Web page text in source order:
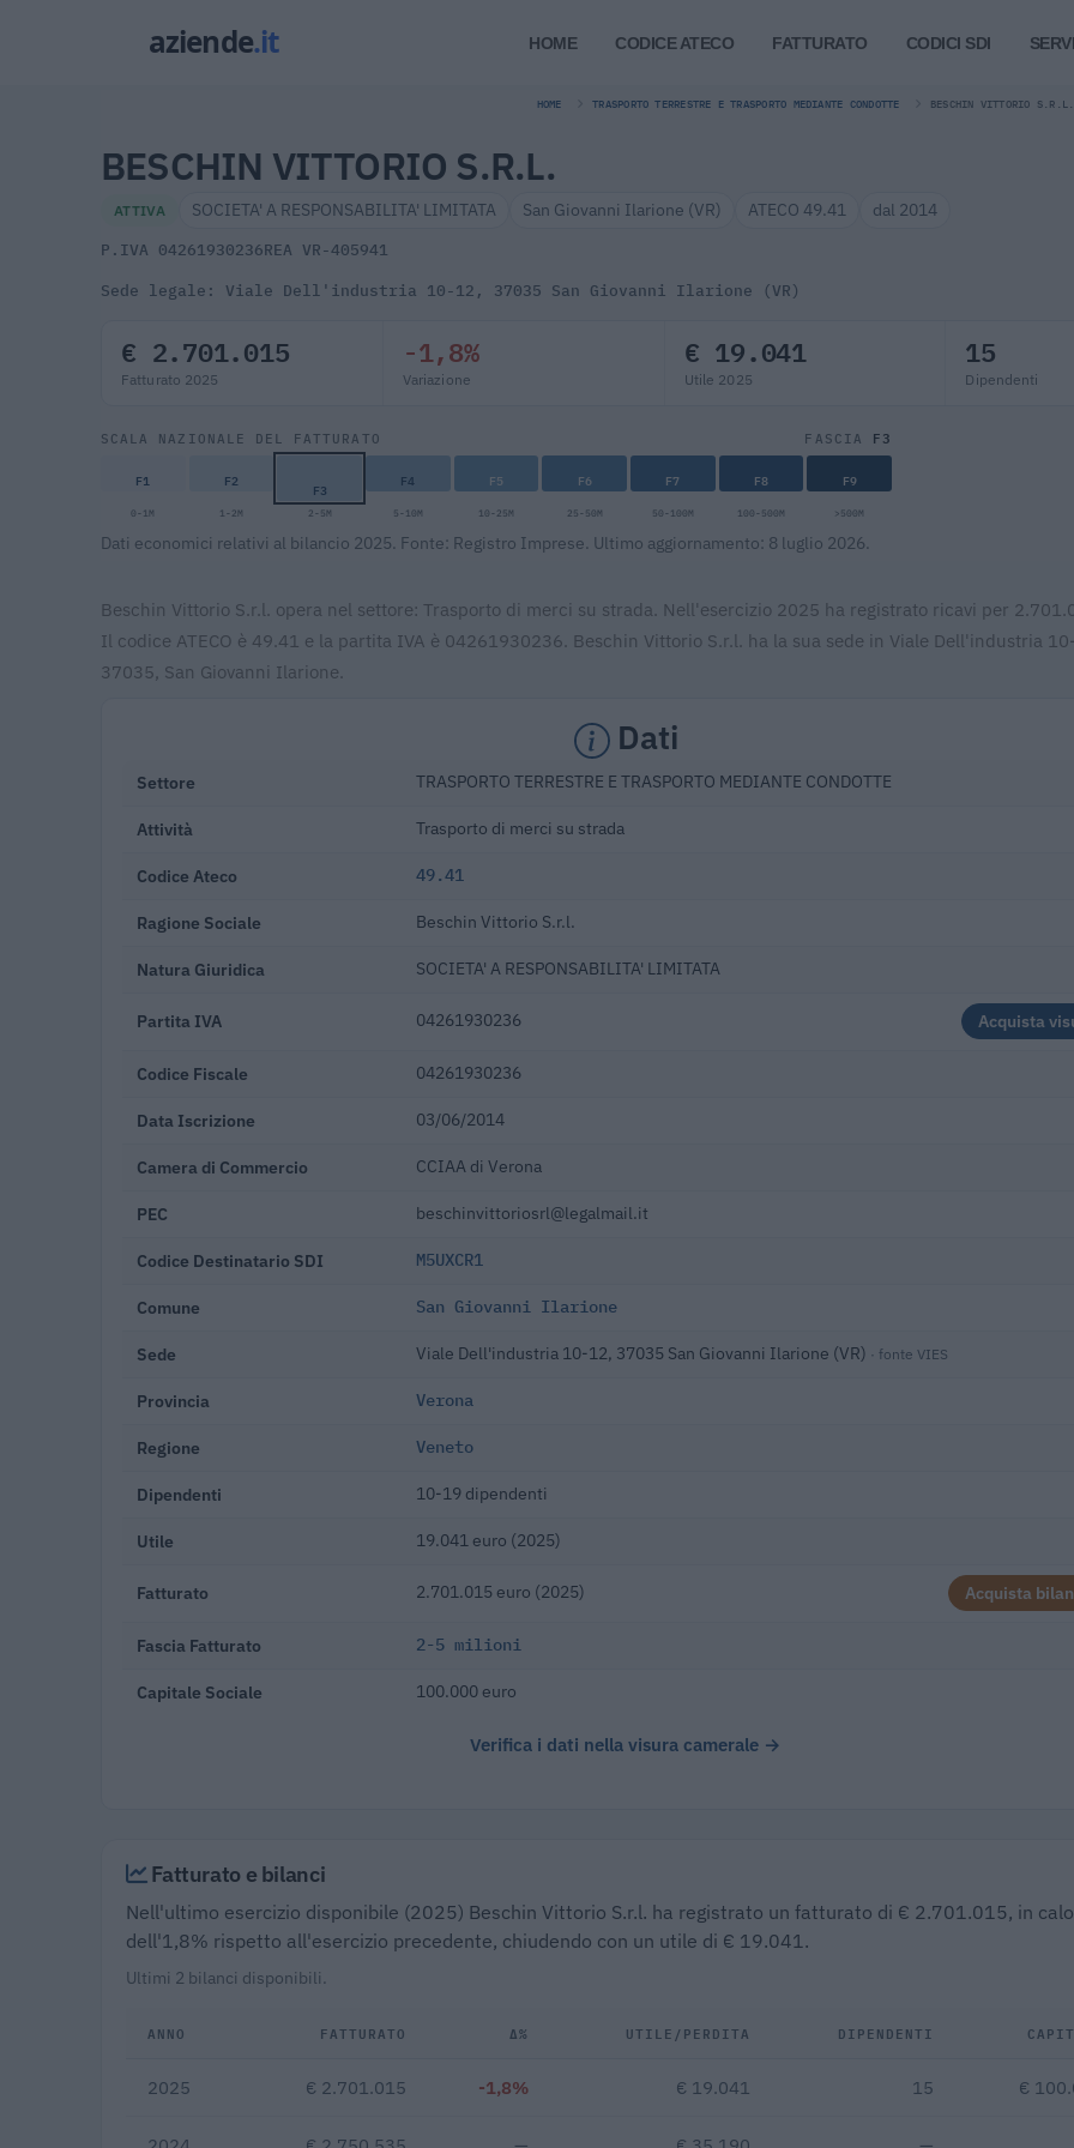
HOME CODICE ATECO FATTURATO CODICI SDI
HOME TRASPORTO TERRESTRE E TRASPORTO MEDIANTE CONDOTTE BESCHIN VITTORIO S.R.L.
BESCHIN VITTORIO S.R.L.
ATTIVA SOCIETA' A RESPONSABILITA' LIMITATA San Giovanni Ilarione (VR) ATECO 49.41 dal 2014
P.IVA 04261930236REA VR-405941
Sede legale: Viale Dell'industria 10-12, 37035 San Giovanni Ilarione (VR)
€ 2.701.015
Fatturato 2025
-1,8%
Variazione
€ 19.041
Utile 2025
15
Dipendenti
SCALA NAZIONALE DEL FATTURATO FASCIA F3
F1 F2 F3 F4 F5 F6 F7 F8 F9
0-1M 1-2M 2-5M 5-10M 10-25M 25-50M 50-100M 100-500M >500M
Dati economici relativi al bilancio 2025. Fonte: Registro Imprese. Ultimo aggiornamento: 8 luglio 2026.
Beschin Vittorio S.r.l. opera nel settore: Trasporto di merci su strada. Nell'esercizio 2025 ha registrato ricavi per
Il codice ATECO è 49.41 e la partita IVA è 04261930236. Beschin Vittorio S.r.l. ha la sua sede in Viale Dell'industria
37035, San Giovanni Ilarione.
Dati
Settore TRASPORTO TERRESTRE E TRASPORTO MEDIANTE CONDOTTE
Attività Trasporto di merci su strada
Codice Ateco 49.41
Ragione Sociale Beschin Vittorio S.r.l.
Natura Giuridica SOCIETA' A RESPONSABILITA' LIMITATA
Partita IVA 04261930236 Acquista
Codice Fiscale 04261930236
Data Iscrizione 03/06/2014
Camera di Commercio CCIAA di Verona
PEC beschinvittoriosrl@legalmail.it
Codice Destinatario SDI M5UXCR1
Comune San Giovanni Ilarione
Sede Viale Dell'industria 10-12, 37035 San Giovanni Ilarione (VR) · fonte VIES
Provincia Verona
Regione Veneto
Dipendenti 10-19 dipendenti
Utile 19.041 euro (2025)
Fatturato 2.701.015 euro (2025) Acquista
Fascia Fatturato 2-5 milioni
Capitale Sociale 100.000 euro
Verifica i dati nella visura camerale →
Fatturato e bilanci
Nell'ultimo esercizio disponibile (2025) Beschin Vittorio S.r.l. ha registrato un fatturato di € 2.701.015, in calo
dell'1,8% rispetto all'esercizio precedente, chiudendo con un utile di € 19.041.
Ultimi 2 bilanci disponibili.
ANNO FATTURATO Δ% UTILE/PERDITA DIPENDENTI
2025 € 2.701.015 -1,8% € 19.041 15 €